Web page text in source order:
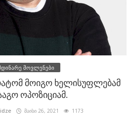
მოვლენები
მოიგო ხელისუფლებამ
ოპოზიციამ.
მაისი 26, 2021 1173